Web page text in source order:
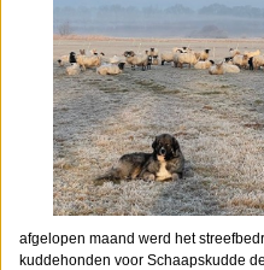
afgelopen maand werd het
kuddehonden voor Schaapskudde